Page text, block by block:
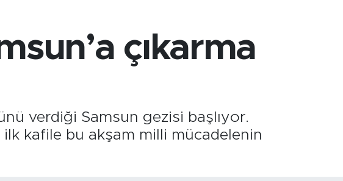
BİST100
13.703
%0
çıkarma
verdiği Samsun gezisi başlıyor.
kafile bu akşam milli mücadelenin